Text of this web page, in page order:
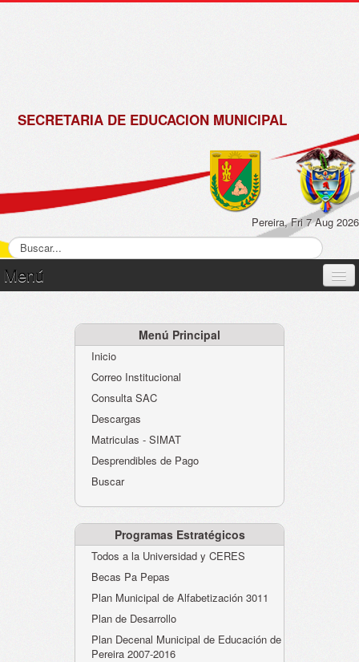
SECRETARIA DE EDUCACION MUNICIPAL
Pereira, Fri 7 Aug 2026
Menú
Atención al Ciudadano
Instituciones Educativas
Despacho Secretaría
Evaluación desempeño
Humano-Cesantías
Menú Principal
Inicio
Correo Institucional
Consulta SAC
Descargas
Matriculas - SIMAT
Desprendibles de Pago
Buscar
Programas Estratégicos
Todos a la Universidad y CERES
Becas Pa Pepas
Plan Municipal de Alfabetización 3011
Plan de Desarrollo
Plan Decenal Municipal de Educación de
Pereira 2007-2016
de